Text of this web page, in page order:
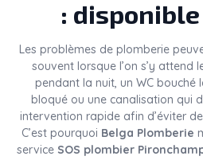
:
Les problèmes de plomberie
souvent lorsque l’on s’y attend
pendant la nuit, un WC bouché
bloqué ou une canalisation qui
intervention rapide afin d’éviter
C’est pourquoi Belga Plomberie
service SOS plombier